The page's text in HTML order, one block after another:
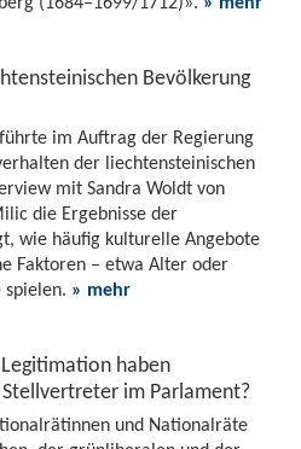
Bevölkerung
im Auftrag der Regierung
der liechtensteinischen
mit Sandra Woldt von
die Ergebnisse der
wie häufig kulturelle Angebote
Faktoren – etwa Alter oder
spielen. » mehr
haben
im Parlament?
und Nationalräte